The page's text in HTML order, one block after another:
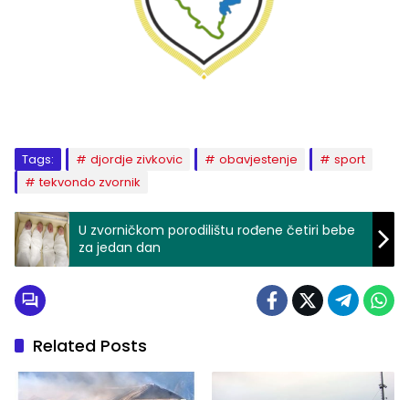
Tags: djordje zivkovic obavjestenje
sport
tekvondo zvornik
U zvorničkom porodilištu rođene četiri bebe
za jedan dan
Related Posts